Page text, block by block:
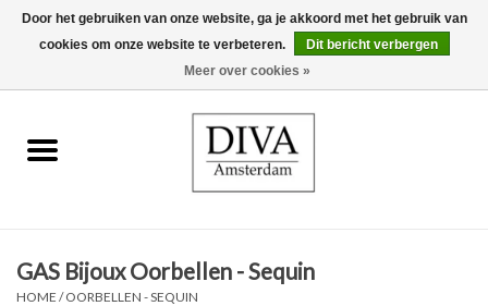
0 Artikelen - €0,00
Oorbellen
Ringen
GAS Bijoux Oorbellen - Sequin
HOME /OORBELLEN - SEQUIN
Door het gebruiken van onze website, ga je akkoord met het gebruik van
cookies om onze website te verbeteren.
Dit bericht verbergen
Meer over cookies »